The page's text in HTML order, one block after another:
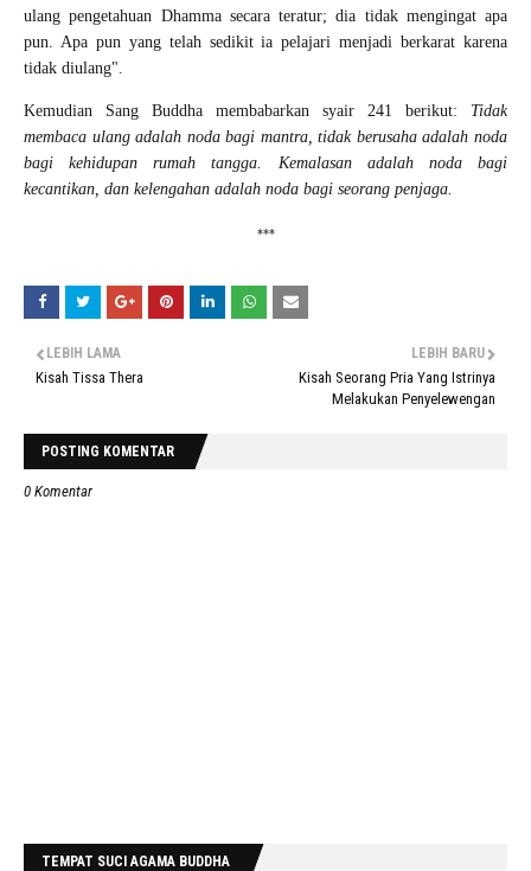
ulang pengetahuan Dhamma secara teratur; dia tidak mengingat apa
pun. Apa pun yang telah sedikit ia pelajari menjadi berkarat karena
tidak diulang".
Kemudian Sang Buddha membabarkan syair 241 berikut: Tidak
membaca ulang adalah noda bagi mantra, tidak berusaha adalah noda
bagi kehidupan rumah tangga. Kemalasan adalah noda bagi
kecantikan, dan kelengahan adalah noda bagi seorang penjaga.
***
LEBIH BARU
Kisah Seorang Pria Yang Istrinya
Melakukan Penyelewengan
LEBIH LAMA
Kisah Tissa Thera
POSTING KOMENTAR
0 Komentar
TEMPAT SUCI AGAMA BUDDHA